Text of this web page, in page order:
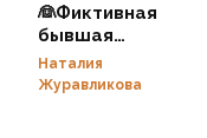
👰Фиктивная
бывшая
дракона-
сердцееда
Наталия
Журавликова